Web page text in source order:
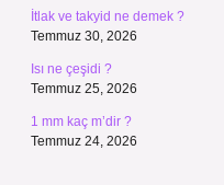
İtlak ve takyid ne demek ?
Temmuz 30, 2026
Isı ne çeşidi ?
Temmuz 25, 2026
1 mm kaç m’dir ?
Temmuz 24, 2026